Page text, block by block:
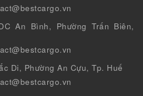
An Bình, Phường Trấn Biên,
Di, Phường An Cựu, Tp. Huế